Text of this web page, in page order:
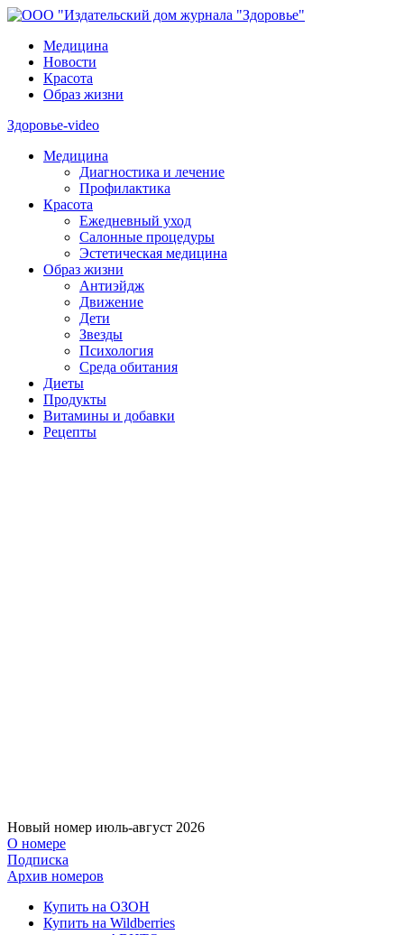
Медицина
Новости
Красота
Образ жизни
Здоровье-video
Медицина
Диагностика и лечение
Профилактика
Красота
Ежедневный уход
Салонные процедуры
Эстетическая медицина
Образ жизни
Антиэйдж
Движение
Дети
Звезды
Психология
Среда обитания
Диеты
Продукты
Витамины и добавки
Рецепты
Новый номер июль-август 2026
О номере
Подписка
Архив номеров
Купить на ОЗОН
Купить на Wildberries